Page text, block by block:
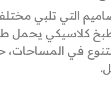
التي تلبي
كلاسيكي يحمل
في